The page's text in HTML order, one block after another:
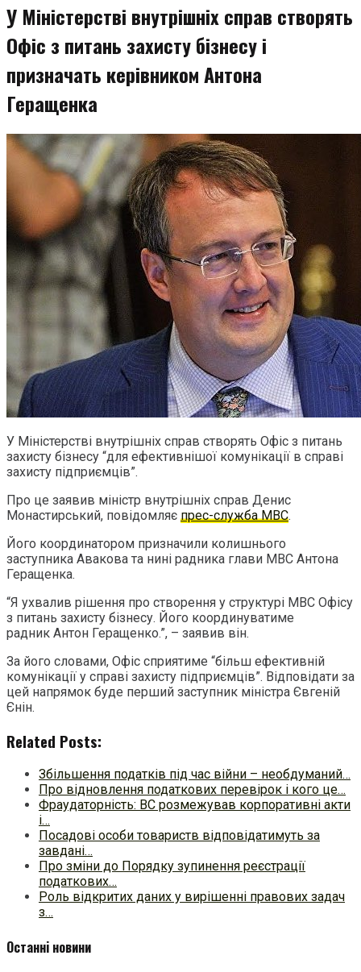
У Міністерстві внутрішніх справ створять
Офіс з питань захисту бізнесу і
призначать керівником Антона
Геращенка
У Міністерстві внутрішніх справ створять Офіс з питань
захисту бізнесу “для ефективнішої комунікації в справі
захисту підприємців”.
Про це заявив міністр внутрішніх справ Денис
Монастирський, повідомляє прес-служба МВС.
Його координатором призначили колишнього
заступника Авакова та нині радника глави МВС Антона
Геращенка.
“Я ухвалив рішення про створення у структурі МВС Офісу
з питань захисту бізнесу. Його координуватиме
радник Антон Геращенко.”, – заявив він.
За його словами, Офіс сприятиме “більш ефективній
комунікації у справі захисту підприємців”. Відповідати за
цей напрямок буде перший заступник міністра Євгеній
Єнін.
Related Posts:
Збільшення податків під час війни – необдуманий…
Про відновлення податкових перевірок і кого це…
Фраудаторність: ВС розмежував корпоративні акти
і…
Посадові особи товариств відповідатимуть за
завдані…
Про зміни до Порядку зупинення реєстрації
податкових…
Роль відкритих даних у вирішенні правових задач
з…
Останні новини